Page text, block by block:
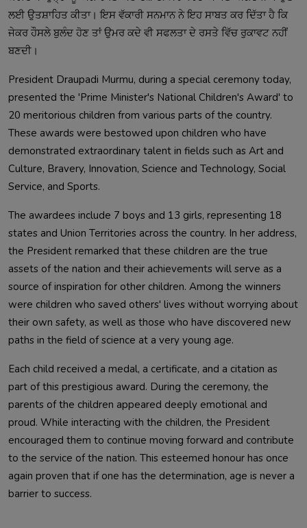
ਲਈ ਉਤਸ਼ਾਹਿਤ ਕੀਤਾ। ਇਸ ਵੱਕਾਰੀ ਸਨਮਾਨ ਨੇ ਇਹ ਸਾਬਤ ਕਰ ਦਿੱਤਾ ਹੈ ਕਿ
ਜੇਕਰ ਹੌਸਲੇ ਬੁਲੰਦ ਹੋਣ ਤਾਂ ਉਮਰ ਕਦੇ ਵੀ ਸਫਲਤਾ ਦੇ ਰਸਤੇ ਵਿੱਚ ਰੁਕਾਵਟ ਨਹੀਂ
ਬਣਦੀ।
President Draupadi Murmu, during a special ceremony today,
presented the 'Prime Minister's National Children's Award' to
20 meritorious children from various parts of the country.
These awards were bestowed upon children who have
demonstrated extraordinary talent in fields such as Art and
Culture, Bravery, Innovation, Science and Technology, Social
Service, and Sports.
The awardees include 7 boys and 13 girls, representing 18
states and Union Territories across the country. In her address,
the President remarked that these children are the true
assets of the nation and their achievements will serve as a
source of inspiration for other children. Among the winners
were children who saved others' lives without worrying about
their own safety, as well as those who have discovered new
paths in the field of science at a very young age.
Each child received a medal, a certificate, and a citation as
part of this prestigious award. During the ceremony, the
parents of the children appeared deeply emotional and
proud. While interacting with the children, the President
encouraged them to continue moving forward and contribute
to the service of the nation. This esteemed honour has once
again proven that if one has the determination, age is never a
barrier to success.